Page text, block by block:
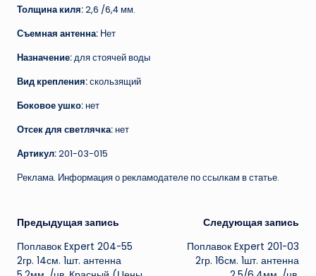
Толщина киля:2,6 /6,4 мм.
Съемная антенна: Нет
Назначение:для стоячей воды
Вид крепления:скользящий
Боковое ушко:нет
Отсек для светлячка:нет
Артикул:201-03-015
Реклама. Информация о рекламодателе по ссылкам в статье.
Навигация
записи
Предыдущая запись
Поплавок Expert 204-55
2гр. 14см. 1шт. антенна
Следующая запись
Поплавок Expert 201-03
2гр. 16см. 1шт. антенна